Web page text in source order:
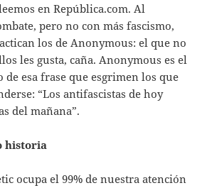
en República.com. Al
pero no con más fascismo,
los de Anonymous: el que no
les gusta, caña. Anonymous es el
de esa frase que esgrimen los que
“Los antifascistas de hoy
del mañana”.
historia
ocupa el 99% de nuestra atención